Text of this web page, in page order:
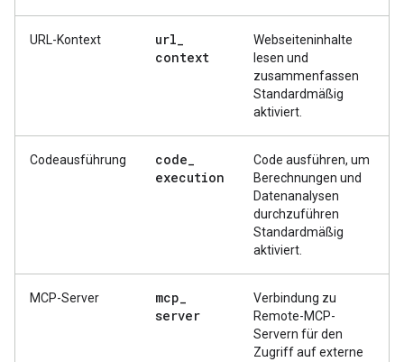
URL-Kontext url_
context
Webseiteninhalte
lesen und
zusammenfassen
Standardmäßig
aktiviert.
Codeausführung code_
execution
Code ausführen, um
Berechnungen und
Datenanalysen
durchzuführen
Standardmäßig
aktiviert.
MCP-Server mcp_
server
Verbindung zu
Remote-MCP-
Servern für den
Zugriff auf externe